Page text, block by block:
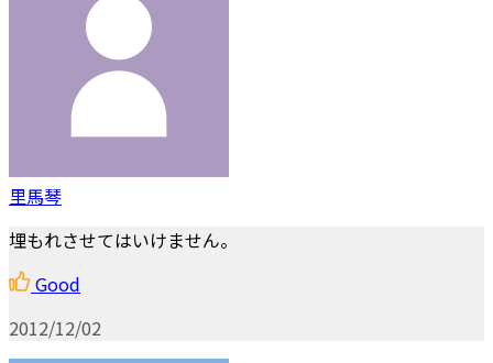
里馬琴
埋もれさせてはいけません。
Good
2012/12/02